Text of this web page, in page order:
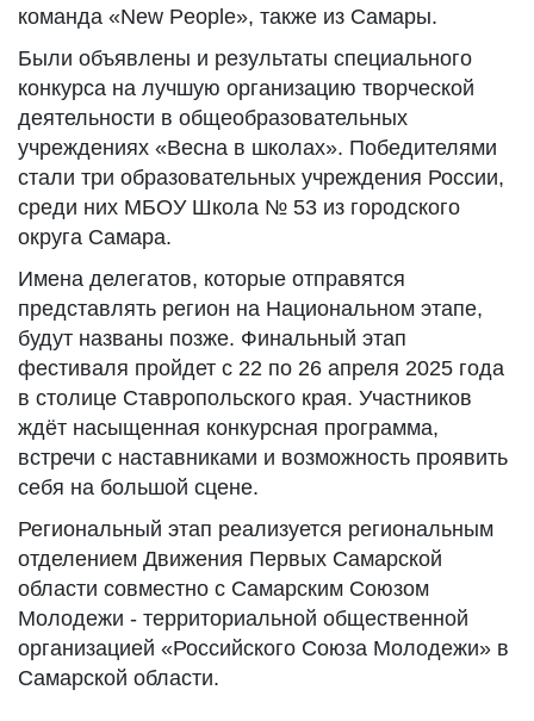
команда «New People», также из Самары.
Были объявлены и результаты специального
конкурса на лучшую организацию творческой
деятельности в общеобразовательных
учреждениях «Весна в школах». Победителями
стали три образовательных учреждения России,
среди них МБОУ Школа № 53 из городского
округа Самара.
Имена делегатов, которые отправятся
представлять регион на Национальном этапе,
будут названы позже. Финальный этап
фестиваля пройдет с 22 по 26 апреля 2025 года
в столице Ставропольского края. Участников
ждёт насыщенная конкурсная программа,
встречи с наставниками и возможность проявить
себя на большой сцене.
Региональный этап реализуется региональным
отделением Движения Первых Самарской
области совместно с Самарским Союзом
Молодежи - территориальной общественной
организацией «Российского Союза Молодежи» в
Самарской области.